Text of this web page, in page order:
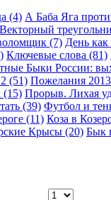
(4) А Баба Яга
Векторный
(7) День
Ключевые слова (81)
Быки России:
(51) Пожелания
(15) Прорыв. Лихая
(39) Футбол и
(11) Коза в
Крысы (20) Бык